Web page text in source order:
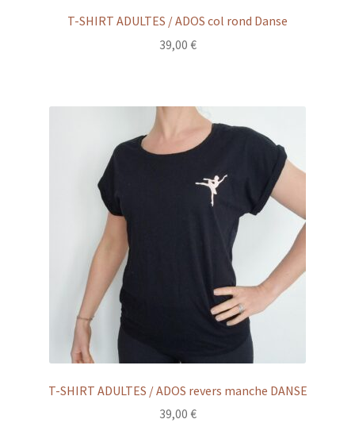
T-SHIRT ADULTES / ADOS col rond Danse
39,00 €
T-SHIRT ADULTES / ADOS revers manche DANSE
39,00 €